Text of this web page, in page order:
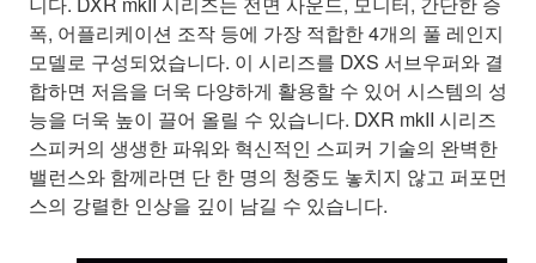
폭, 어플리케이션 조작 등에 가장 적합한 4개의 풀 레인지
모델로 구성되었습니다. 이 시리즈를 DXS 서브우퍼와 결
합하면 저음을 더욱 다양하게 활용할 수 있어 시스템의 성
능을 더욱 높이 끌어 올릴 수 있습니다. DXR mkII 시리즈
스피커의 생생한 파워와 혁신적인 스피커 기술의 완벽한
밸런스와 함께라면 단 한 명의 청중도 놓치지 않고 퍼포먼
스의 강렬한 인상을 깊이 남길 수 있습니다.